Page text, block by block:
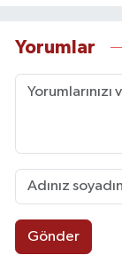
Yorumlar
Gönder